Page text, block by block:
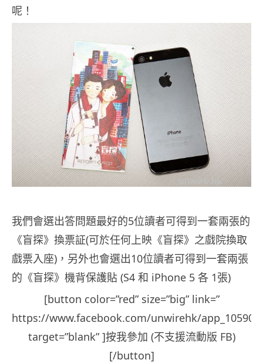
呢！
我們會選出答問題最好的5位讀者可得到一套兩張的
《盲探》換票証(可於任何上映《盲探》之戲院換取
戲票入座)，另外也會選出10位讀者可得到一套兩張
的《盲探》機背保護貼 (S4 和 iPhone 5 各 1張)
[button color=”red” size=”big” link=”
https://www.facebook.com/unwirehk/
target=”blank” ]按我參加 (不支援流動版 FB)
[/button]